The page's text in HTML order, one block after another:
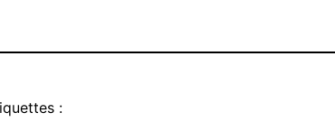
: